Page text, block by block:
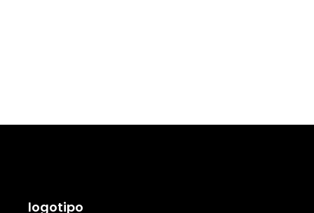
logotipo